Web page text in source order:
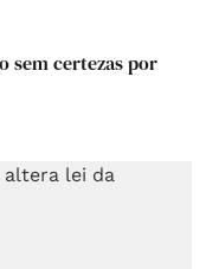
sem certezas por